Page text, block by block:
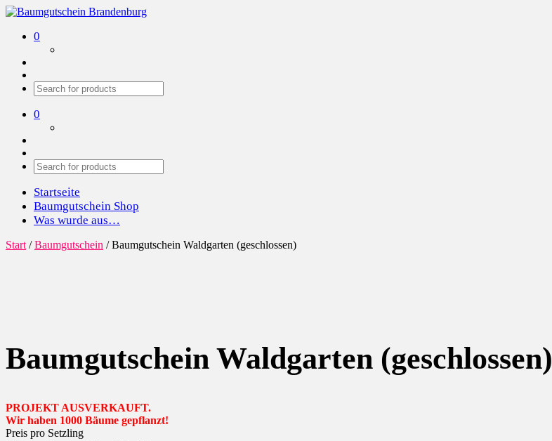
Baumgutschein Brandenburg
Wir pflanzen Bäume in der Region
0
0
Startseite
Baumgutschein Shop
Was wurde aus…
Start /Baumgutschein / Baumgutschein Waldgarten (geschlossen)
Baumgutschein Waldgarten (geschlossen)
PROJEKT AUSVERKAUFT.
Wir haben 1000 Bäume gepflanzt!
Preis pro Setzling